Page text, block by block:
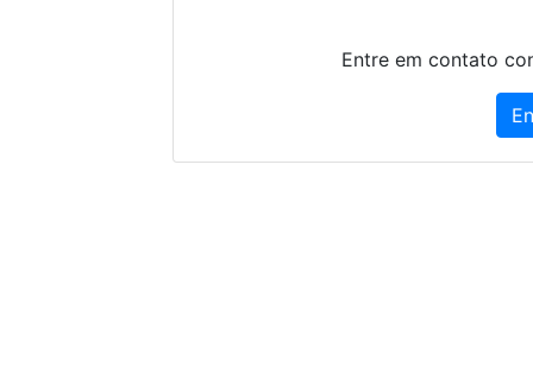
Entre em contato